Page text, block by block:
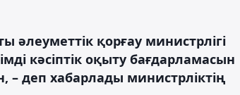
қорғау министрлігі
кәсіптік оқыту бағдарламасын
– деп хабарлады министрліктің